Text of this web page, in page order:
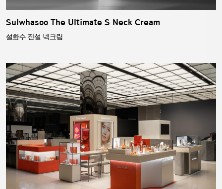
Sulwhasoo The Ultimate S Neck Cream
설화수 진설 넥크림